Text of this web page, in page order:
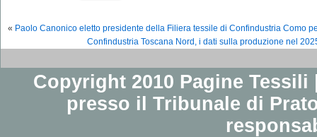
« Paolo Canonico eletto presidente della Filiera tessile di Confindustria Como
Confindustria Toscana Nord, i dati sulla produzione nel
Copyright 2010 Pagine
presso il Tribunale di